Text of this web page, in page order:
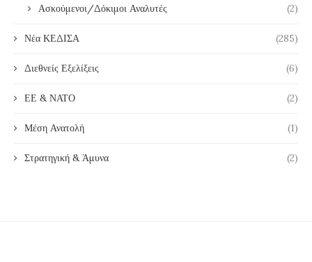
Ασκούμενοι/Δόκιμοι Αναλυτές (2)
Νέα ΚΕΔΙΣΑ (285)
Διεθνείς Εξελίξεις (6)
ΕΕ & ΝΑΤΟ (2)
Μέση Ανατολή (1)
Στρατηγική & Άμυνα (2)